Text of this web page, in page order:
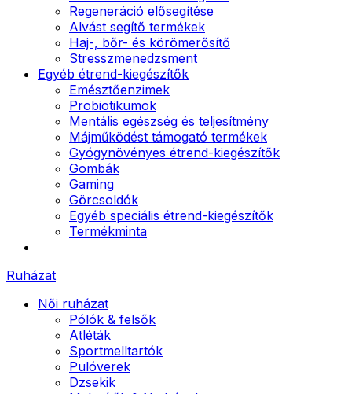
Regeneráció elősegítése
Alvást segítő termékek
Haj-, bőr- és körömerősítő
Stresszmenedzsment
Egyéb étrend-kiegészítők
Emésztőenzimek
Probiotikumok
Mentális egészség és teljesítmény
Májműködést támogató termékek
Gyógynövényes étrend-kiegészítők
Gombák
Gaming
Görcsoldók
Egyéb speciális étrend-kiegészítők
Termékminta
Ruházat
Női ruházat
Pólók & felsők
Atléták
Sportmelltartók
Pulóverek
Dzsekik